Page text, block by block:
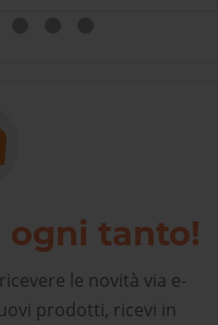
ogni tanto!
le novità via e-
prodotti, ricevi in